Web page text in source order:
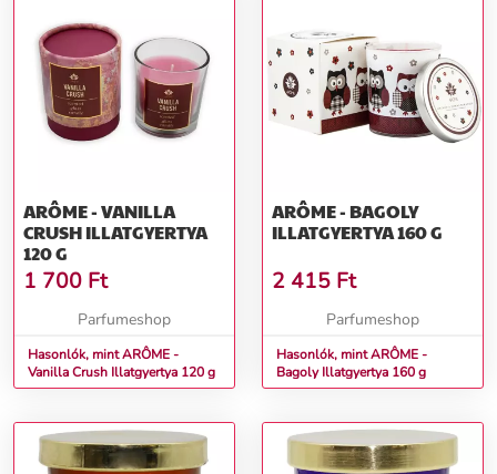
ARÔME - VANILLA
CRUSH ILLATGYERTYA
120 G
1 700 Ft
Parfumeshop
Hasonlók, mint ARÔME -
Vanilla Crush Illatgyertya 120 g
ARÔME - BAGOLY
ILLATGYERTYA 160 G
2 415 Ft
Parfumeshop
Hasonlók, mint ARÔME -
Bagoly Illatgyertya 160 g